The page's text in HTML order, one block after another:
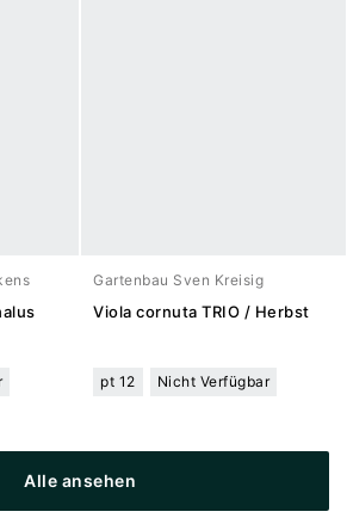
Gartenbau Sven Kreisig
Viola cornuta TRIO / Herbst
pt 12 Nicht Verfügbar
Alle ansehen